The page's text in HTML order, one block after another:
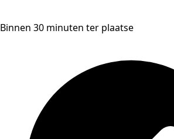
Binnen 30 minuten ter plaatse